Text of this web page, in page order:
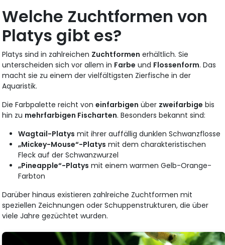
Welche Zuchtformen von
Platys gibt es?
Platys sind in zahlreichen Zuchtformen erhältlich. Sie
unterscheiden sich vor allem in Farbe und Flossenform. Das
macht sie zu einem der vielfältigsten Zierfische in der
Aquaristik.
Die Farbpalette reicht voneinfarbigen über zweifarbige bis
hin zu mehrfarbigen Fischarten. Besonders bekannt sind:
Wagtail-Platys mit ihrer auffällig dunklen Schwanzflosse
„Mickey-Mouse“-Platys mit dem charakteristischen
Fleck auf der Schwanzwurzel
„Pineapple“-Platys mit einem warmen Gelb-Orange-
Farbton
Darüber hinaus existieren zahlreiche Zuchtformen mit
speziellen Zeichnungen oder Schuppenstrukturen, die über
viele Jahre gezüchtet wurden.